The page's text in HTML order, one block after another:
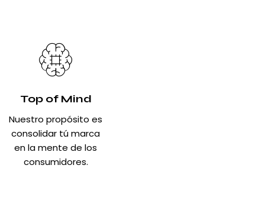
Top of Mind
Nuestro propósito es
consolidar tú marca
en la mente de los
consumidores.